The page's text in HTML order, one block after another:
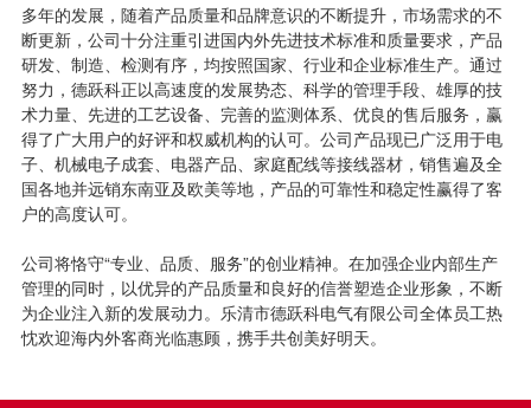
多年的发展，随着产品质量和品牌意识的不断提升，市场需求的不
断更新，公司十分注重引进国内外先进技术标准和质量要求，产品
研发、制造、检测有序，均按照国家、行业和企业标准生产。通过
努力，德跃科正以高速度的发展势态、科学的管理手段、雄厚的技
术力量、先进的工艺设备、完善的监测体系、优良的售后服务，赢
得了广大用户的好评和权威机构的认可。公司产品现已广泛用于电
子、机械电子成套、电器产品、家庭配线等接线器材，销售遍及全
国各地并远销东南亚及欧美等地，产品的可靠性和稳定性赢得了客
户的高度认可。
公司将恪守“专业、品质、服务”的创业精神。在加强企业内部生产
管理的同时，以优异的产品质量和良好的信誉塑造企业形象，不断
为企业注入新的发展动力。乐清市德跃科电气有限公司全体员工热
忱欢迎海内外客商光临惠顾，携手共创美好明天。